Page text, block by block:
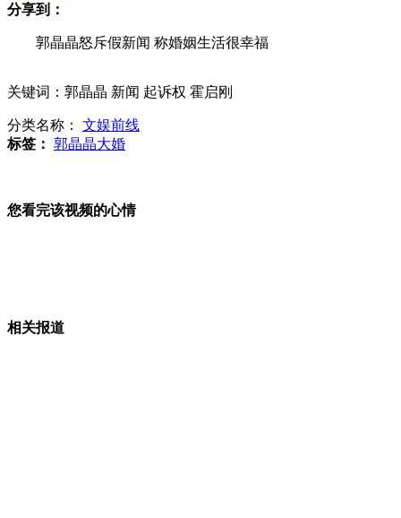
老师指使小学生为其擦私家车
老师在课桌贴“不要脸座位”惩罚学生
员工身上长了肉 年底要扣年终奖
马戏团大象喝箱伏特加取暖
山西运城恶犬咬伤多人 警民合力深夜将其击毙
分享到：
郭晶晶怒斥假新闻 称婚姻生活很幸福
关键词：郭晶晶 新闻 起诉权 霍启刚
分类名称： 文娱前线
标签： 郭晶晶大婚
您看完该视频的心情
相关报道